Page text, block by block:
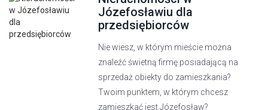
Józefosławiu dla
przedsiębiorców
Nie wiesz, w którym mieście można
znaleźć świetną firmę posiadającą na
sprzedaż obiekty do zamieszkania?
Twoim punktem, w którym chcesz
zamieszkać jest Józefosław?